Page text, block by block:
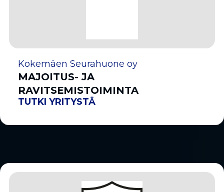
Kokemäen Seurahuone oy
MAJOITUS- JA
RAVITSEMISTOIMINTA
TUTKI YRITYSTÄ